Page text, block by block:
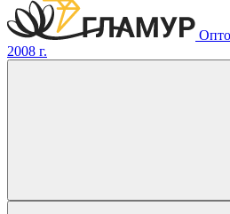
2008 г.